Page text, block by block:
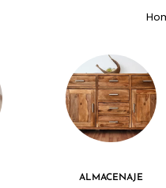
ALMACENAJE